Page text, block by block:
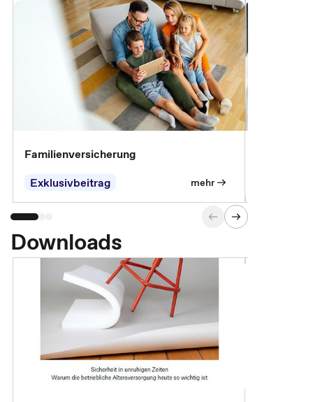
Familienversicherung
Exklusivbeitrag
mehr
Downloads